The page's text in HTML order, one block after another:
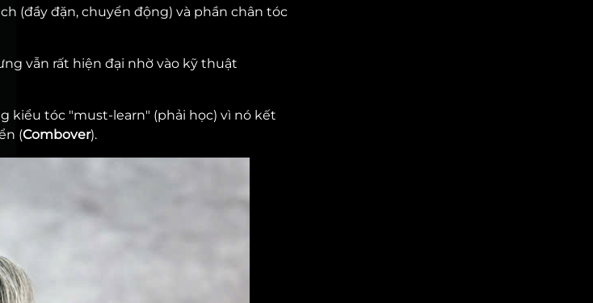
(đầy đặn, chuyển động) và phần chân tóc
vẫn rất hiện đại nhờ vào kỹ thuật
kiểu tóc "must-learn" (phải học) vì nó kết
(Combover).